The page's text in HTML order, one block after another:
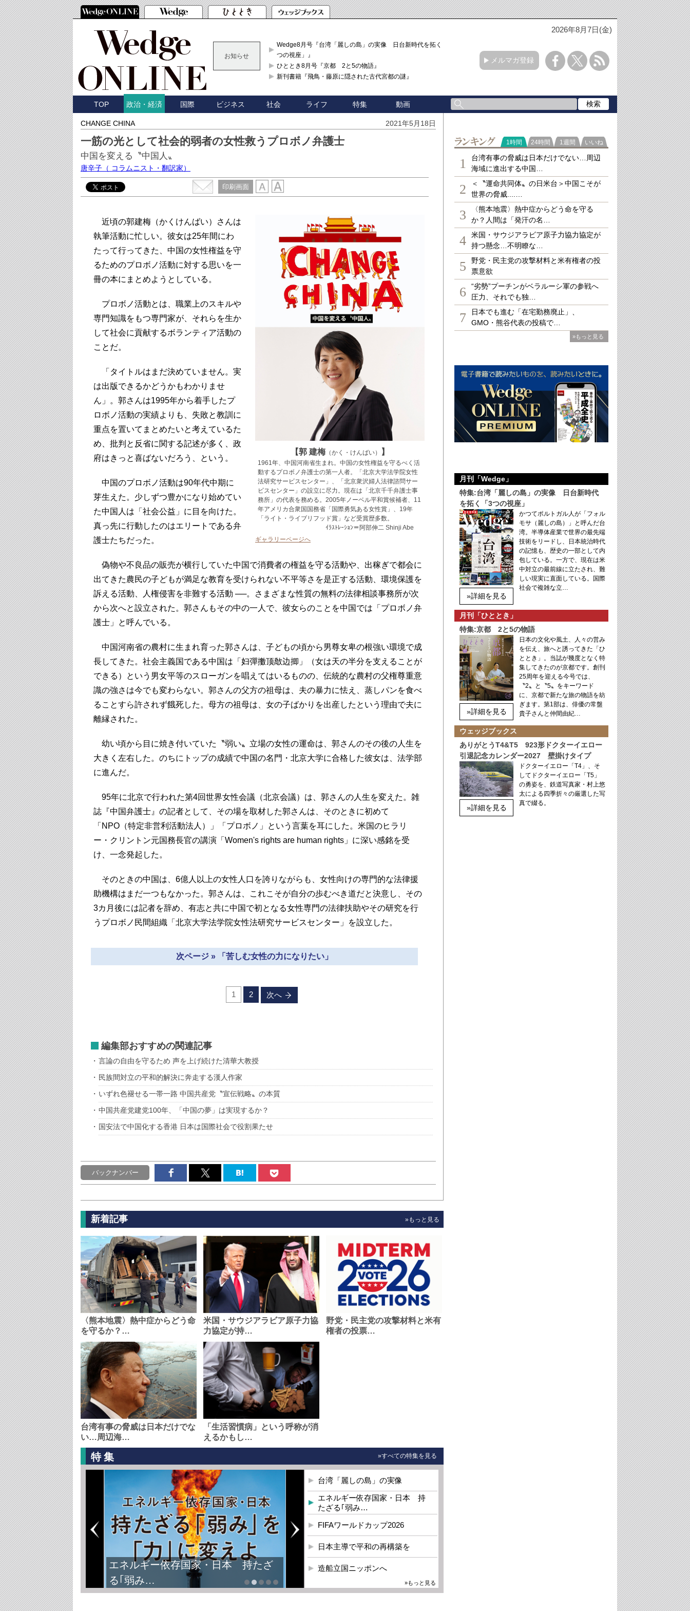
2026年8月7日(金)
お知らせ
Wedge8月号『台湾「麗しの島」の実像 日台新時代を拓く「3
つの視座」』
ひととき8月号『京都 2と5の物語』
新刊書籍『飛鳥・藤原に隠された古代宮都の謎』
メルマガ登録
TOP 政治・経済 国際 ビジネス 社会 ライフ 特集 動画
CHANGE CHINA 2021年5月18日
一筋の光として社会的弱者の女性救うプロボノ弁護士
中国を変える〝中国人〟
唐辛子 （ コラムニスト・翻訳家）
印刷画面
【郭 建梅 （かく・けんばい） 】
1961年、中国河南省生まれ。中国の女性権益を守るべく活
動するプロボノ弁護士の第一人者。「北京大学法学院女性
法研究サービスセンター」、「北京衆沢婦人法律諮問サー
ビスセンター」の設立に尽力。現在は「北京千千弁護士事
務所」の代表を務める。2005年ノーベル平和賞候補者、11
年アメリカ合衆国国務省「国際勇気ある女性賞」、19年
「ライト・ライブリフッド賞」など受賞歴多数。
ｲﾗｽﾄﾚｰｼｮﾝ＝阿部伸二 Shinji Abe
ギャラリーページへ
近頃の郭建梅（かくけんばい）さんは
執筆活動に忙しい。彼女は25年間にわ
たって行ってきた、中国の女性権益を守
るためのプロボノ活動に対する思いを一
冊の本にまとめようとしている。
プロボノ活動とは、職業上のスキルや
専門知識をもつ専門家が、それらを生か
して社会に貢献するボランティア活動の
ことだ。
「タイトルはまだ決めていません。実
は出版できるかどうかもわかりませ
ん」。郭さんは1995年から着手したプ
ロボノ活動の実績よりも、失敗と教訓に
重点を置いてまとめたいと考えているた
め、批判と反省に関する記述が多く、政
府はきっと喜ばないだろう、という。
中国のプロボノ活動は90年代中期に
芽生えた。少しずつ豊かになり始めてい
た中国人は「社会公益」に目を向けた。
真っ先に行動したのはエリートである弁
護士たちだった。
偽物や不良品の販売が横行していた中国で消費者の権益を守る活動や、出稼ぎで都会に
出てきた農民の子どもが満足な教育を受けられない不平等さを是正する活動、環境保護を
訴える活動、人権侵害を非難する活動 ──。さまざまな性質の無料の法律相談事務所が次
から次へと設立された。郭さんもその中の一人で、彼女らのことを中国では「プロボノ弁
護士」と呼んでいる。
中国河南省の農村に生まれ育った郭さんは、子どもの頃から男尊女卑の根強い環境で成
長してきた。社会主義国である中国は「妇彈擻顶敿边揤」（女は天の半分を支えることが
できる）という男女平等のスローガンを唱えてはいるものの、伝統的な農村の父権尊重意
識の強さは今でも変わらない。郭さんの父方の祖母は、夫の暴力に怯え、蒸しパンを食べ
ることすら許されず餓死した。母方の祖母は、女の子ばかりを出産したという理由で夫に
離縁された。
幼い頃から目に焼き付いていた〝弱い〟立場の女性の運命は、郭さんのその後の人生を
大きく左右した。のちにトップの成績で中国の名門・北京大学に合格した彼女は、法学部
に進んだ。
95年に北京で行われた第4回世界女性会議（北京会議）は、郭さんの人生を変えた。雑
誌『中国弁護士』の記者として、その場を取材した郭さんは、そのときに初めて
「NPO（特定非営利活動法人）」「プロボノ」という言葉を耳にした。米国のヒラリ
ー・クリントン元国務長官の講演「Women's rights are human rights」に深い感銘を受
け、一念発起した。
そのときの中国は、6億人以上の女性人口を誇りながらも、女性向けの専門的な法律援
助機構はまだ一つもなかった。郭さんは、これこそが自分の歩むべき道だと決意し、その
3カ月後には記者を辞め、有志と共に中国で初となる女性専門の法律扶助やその研究を行
うプロボノ民間組織「北京大学法学院女性法研究サービスセンター」を設立した。
次ページ » 「苦しむ女性の力になりたい」
1 2 次へ
編集部おすすめの関連記事
言論の自由を守るため 声を上げ続けた清華大教授
民族間対立の平和的解決に奔走する漢人作家
いずれ色褪せる一帯一路 中国共産党〝宣伝戦略〟の本質
中国共産党建党100年、「中国の夢」は実現するか？
国安法で中国化する香港 日本は国際社会で役割果たせ
バックナンバー
新着記事 »もっと見る
〈熊本地震〉熱中症からどう命
を守るか？…
米国・サウジアラビア原子力協
力協定が持…
野党・民主党の攻撃材料と米有
権者の投票…
台湾有事の脅威は日本だけでな
い…周辺海…
「生活習慣病」という呼称が消
えるかもし…
特集 »すべての特集を見る
エネルギー依存国家・日本 持たざ
る｢弱み…
台湾「麗しの島」の実像
エネルギー依存国家・日本 持
たざる｢弱み…
FIFAワールドカップ2026
日本主導で平和の再構築を
造船立国ニッポンへ
»もっと見る
ランキング
1時間 24時間 1週間 いいね
1
台湾有事の脅威は日本だけでない…周辺
海域に進出する中国…
2
＜〝運命共同体〟の日米台＞中国こそが
世界の脅威....…
3
〈熊本地震〉熱中症からどう命を守る
か？人間は「発汗の名…
4
米国・サウジアラビア原子力協力協定が
持つ懸念…不明瞭な…
5
野党・民主党の攻撃材料と米有権者の投
票意欲
6
“劣勢”プーチンがベラルーシ軍の参戦へ
圧力、それでも独…
7
日本でも進む「在宅勤務廃止」、
GMO・熊谷代表の投稿で…
»もっと見る
月刊「Wedge」
特集:台湾「麗しの島」の実像 日台新時代
を拓く「3つの視座」
»詳細を見る
かつてポルトガル人が「フォル
モサ（麗しの島）」と呼んだ台
湾。半導体産業で世界の最先端
技術をリードし、日本統治時代
の記憶も、歴史の一部として内
包している。一方で、現在は米
中対立の最前線に立たされ、難
しい現実に直面している。国際
社会で複雑な立…
月刊「ひととき」
特集:京都 2と5の物語
»詳細を見る
日本の文化や風土、人々の営み
を伝え、旅へと誘ってきた「ひ
ととき」。当誌が幾度となく特
集してきたのが京都です。創刊
25周年を迎える今号では、
〝2〟と〝5〟をキーワード
に、京都で新たな旅の物語を紡
ぎます。第1部は、俳優の常盤
貴子さんと仲間由紀…
ウェッジブックス
ありがとうT4&T5 923形ドクターイエロー
引退記念カレンダー2027 壁掛けタイプ
»詳細を見る
ドクターイエロー「T4」、そ
してドクターイエロー「T5」
の勇姿を、鉄道写真家・村上悠
太による四季折々の厳選した写
真で綴る。